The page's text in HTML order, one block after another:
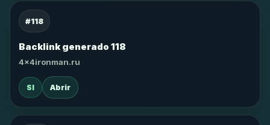
#118
Backlink generado 118
4x4ironman.ru
SI Abrir